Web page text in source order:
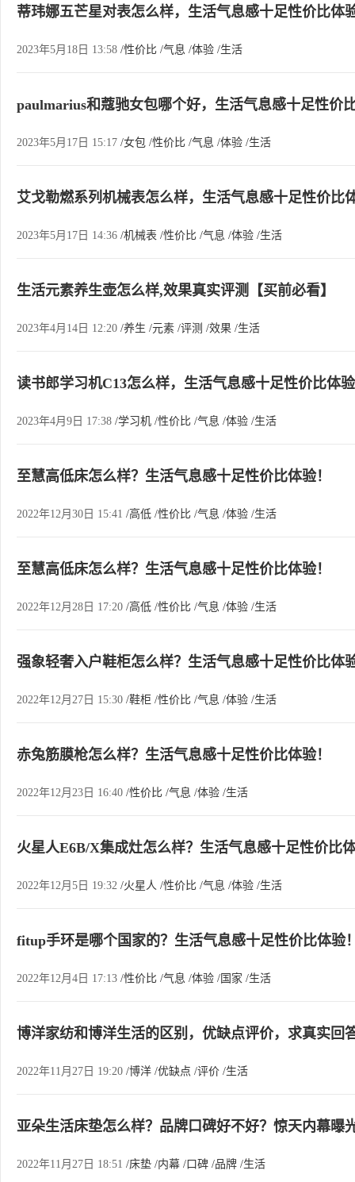
蒂玮娜五芒星对表怎么样，生活气息感十足性价比体
2023年5月18日 13:58 /性价比 /气息 /体验 /生活
paulmarius和蔻驰女包哪个好，生活气息感十足性价
2023年5月17日 15:17 /女包 /性价比 /气息 /体验 /生活
艾戈勒燃系列机械表怎么样，生活气息感十足性价比
2023年5月17日 14:36 /机械表 /性价比 /气息 /体验 /生活
生活元素养生壶怎么样,效果真实评测【买前必看】
2023年4月14日 12:20 /养生 /元素 /评测 /效果 /生活
读书郎学习机C13怎么样，生活气息感十足性价比体
2023年4月9日 17:38 /学习机 /性价比 /气息 /体验 /生活
至慧高低床怎么样？生活气息感十足性价比体验！
2022年12月30日 15:41 /高低 /性价比 /气息 /体验 /生活
至慧高低床怎么样？生活气息感十足性价比体验！
2022年12月28日 17:20 /高低 /性价比 /气息 /体验 /生活
强象轻奢入户鞋柜怎么样？生活气息感十足性价比体
2022年12月27日 15:30 /鞋柜 /性价比 /气息 /体验 /生活
赤兔筋膜枪怎么样？生活气息感十足性价比体验！
2022年12月23日 16:40 /性价比 /气息 /体验 /生活
火星人E6B/X集成灶怎么样？生活气息感十足性价比
2022年12月5日 19:32 /火星人 /性价比 /气息 /体验 /生活
fitup手环是哪个国家的？生活气息感十足性价比体验
2022年12月4日 17:13 /性价比 /气息 /体验 /国家 /生活
博洋家纺和博洋生活的区别，优缺点评价，求真实回
2022年11月27日 19:20 /博洋 /优缺点 /评价 /生活
亚朵生活床垫怎么样？品牌口碑好不好？惊天内幕曝
2022年11月27日 18:51 /床垫 /内幕 /口碑 /品牌 /生活